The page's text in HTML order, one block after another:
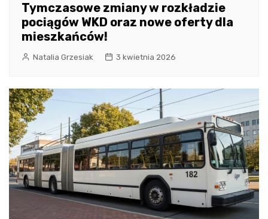
Tymczasowe zmiany w rozkładzie
pociągów WKD oraz nowe oferty dla
mieszkańców!
Natalia Grzesiak 3 kwietnia 2026